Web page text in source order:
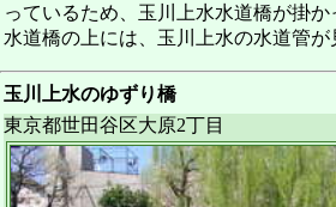
っているため、玉川上水水道橋が掛
水道橋の上には、玉川上水の水道管が
玉川上水のゆずり橋
東京都世田谷区大原2丁目